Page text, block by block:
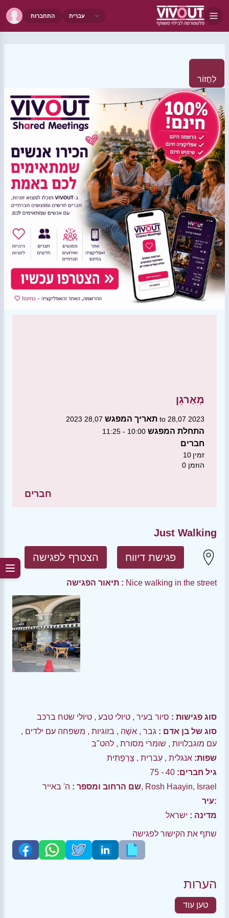
התחברות
לַחֲזוֹר
מְאַרגֵן
תאריך המפגש 28,07 2023 to 28,07 2023
התחלת המפגש 10:00 - 11:25
חברים
10 זמין
0 הוזמן
חברים
Just Walking
הצטרף לפגישה פגישת דיווח
תיאור הפגישה : Nice walking in the street
סוג פגישות : סיור בעיר , טיולי טבע , טיולי שטח ברכב
סוג של בן אדם : גבר , אִשָׁה , בזוגיות , משפחה עם ילדים ,
עם מוגבלויות , שומרי מסורת , להט"ב
שפות: אנגלית , עִברִית , צָרְפָתִית
גיל חברים: 40 - 75
שם הרחוב ומספר :ה' באייר, Rosh Haayin, Israel
עיר:
מדינה : ישראל
שתף את הקישור לפגישה
הערות
טען עוד